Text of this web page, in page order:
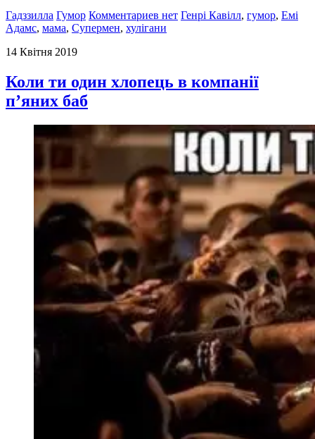
Гадззилла Гумор Комментариев нет Генрі Кавілл, гумор, Емі
Адамс, мама, Супермен, хулігани
14 Квітня 2019
Коли ти один хлопець в компанії
п’яних баб